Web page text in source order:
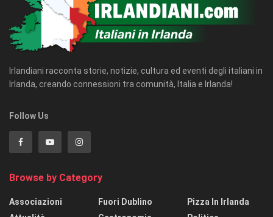
Irlandiani racconta storie, notizie, cultura ed eventi degli italiani in
Irlanda, creando connessioni tra comunità, Italia e Irlanda!
Follow Us
Browse by Category
Associazioni
Fuori Dublino
Pizza In Irlanda